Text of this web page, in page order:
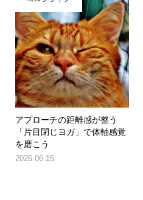
アプローチの距離感が整う
「片目閉じヨガ」で体軸感覚
を磨こう
2026.06.15